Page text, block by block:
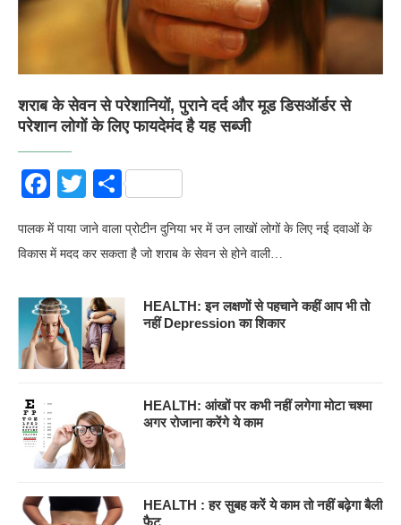
शराब के सेवन से परेशानियों, पुराने दर्द और मूड डिसऑर्डर से
परेशान लोगों के लिए फायदेमंद है यह सब्जी
Facebook
Twitter
Share
पालक में पाया जाने वाला प्रोटीन दुनिया भर में उन लाखों लोगों के लिए नई दवाओं के
विकास में मदद कर सकता है जो शराब के सेवन से होने वाली…
HEALTH: इन लक्षणों से पहचाने कहीं आप भी तो
नहीं Depression का शिकार
HEALTH: आंखों पर कभी नहीं लगेगा मोटा चश्मा
अगर रोजाना करेंगे ये काम
HEALTH : हर सुबह करें ये काम तो नहीं बढ़ेगा बैली